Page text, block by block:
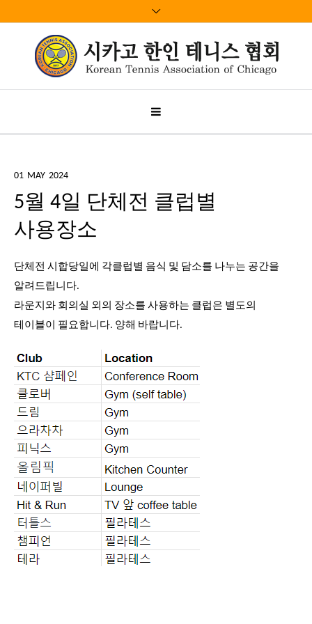
01 MAY 2024
5월 4일 단체전 클럽별
사용장소
단체전 시합당일에 각클럽별 음식 및 담소를 나누는 공간을
알려드립니다.
라운지와 회의실 외의 장소를 사용하는 클럽은 별도의
테이블이 필요합니다. 양해 바랍니다.